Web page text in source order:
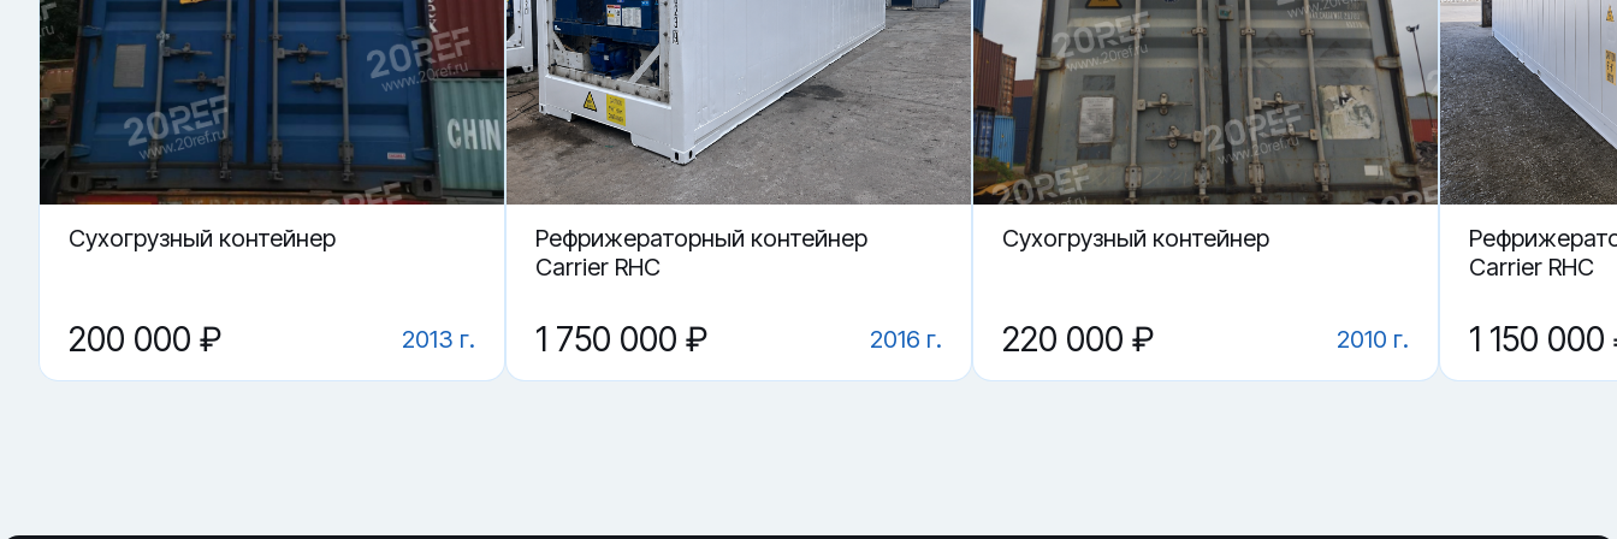
· проверка пола и отсутствия критичных повреждений
Купить «Сухогрузный морской контейнер CCLU 703909-5» в Казани.
▼ От чего зависит цена на Сухогрузный морской контейнер CCLU 703909-5?
▼ Подойдёт ли контейнер как склад?
▼ Можно ли использовать под переоборудование?
▼ Где купить Сухогрузный морской контейнер CCLU 703909-5 в Казани?
▼ Что проверить перед покупкой?
Cухогрузный контейнер
200 000 ₽ 2013 г.
Рефрижераторный контейнер
Carrier RHC
1 750 000 ₽ 2016 г.
Cухогрузный контейнер
220 000 ₽ 2010 г.
Carrier RHC
1 150 000